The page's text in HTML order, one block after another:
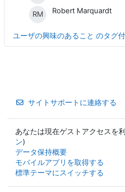
RM Robert Marquardt
ユーザの興味のあること のタグ
サイトサポートに連絡する
あなたは現在ゲストアクセスを
ン)
データ保持概要
モバイルアプリを取得する
標準テーマにスイッチする